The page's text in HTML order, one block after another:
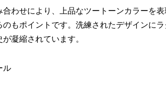
わせにより、上品なツートーンカラーを
もポイントです。洗練されたデザインに
凝縮されています。
ル